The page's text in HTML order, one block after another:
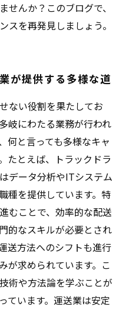
せんか？このブログで、
スを再発見しましょう。
が提供する多様な道
ない役割を果たしてお
岐にわたる業務が行われ
何と言っても多様なキャ
たとえば、トラックドラ
データ分析やITシステム
種を提供しています。特
むことで、効率的な配送
的なスキルが必要とされ
送方法へのシフトも進行
が求められています。こ
術や方法論を学ぶことが
ています。運送業は安定